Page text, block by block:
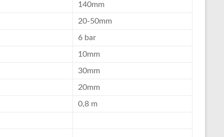
140mm
20-50mm
6 bar
10mm
30mm
20mm
0,8 m